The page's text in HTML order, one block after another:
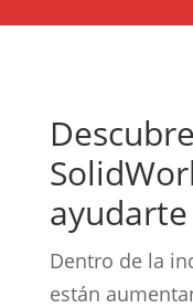
Dentro de la
están